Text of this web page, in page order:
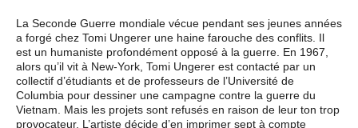
La Seconde Guerre mondiale vécue pendant ses jeunes années
a forgé chez Tomi Ungerer une haine farouche des conflits. Il
est un humaniste profondément opposé à la guerre. En 1967,
alors qu’il vit à New-York, Tomi Ungerer est contacté par un
collectif d’étudiants et de professeurs de l’Université de
Columbia pour dessiner une campagne contre la guerre du
Vietnam. Mais les projets sont refusés en raison de leur ton trop
provocateur. L’artiste décide d’en imprimer sept à compte